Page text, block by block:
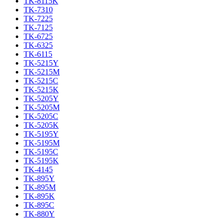
TK-7310
TK-7225
TK-7125
TK-6725
TK-6325
TK-6115
TK-5215Y
TK-5215M
TK-5215C
TK-5215K
TK-5205Y
TK-5205M
TK-5205C
TK-5205K
TK-5195Y
TK-5195M
TK-5195C
TK-5195K
TK-4145
TK-895Y
TK-895M
TK-895K
TK-895C
TK-880Y